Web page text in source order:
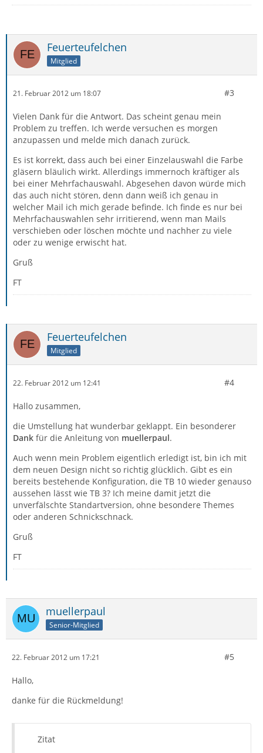
Feuerteufelchen
Mitglied
21. Februar 2012 um 18:07 #3
Vielen Dank für die Antwort. Das scheint genau mein
Problem zu treffen. Ich werde versuchen es morgen
anzupassen und melde mich danach zurück.
Es ist korrekt, dass auch bei einer Einzelauswahl die Farbe
gläsern bläulich wirkt. Allerdings immernoch kräftiger als
bei einer Mehrfachauswahl. Abgesehen davon würde mich
das auch nicht stören, denn dann weiß ich genau in
welcher Mail ich mich gerade befinde. Ich finde es nur bei
Mehrfachauswahlen sehr irritierend, wenn man Mails
verschieben oder löschen möchte und nachher zu viele
oder zu wenige erwischt hat.
Gruß
FT
Feuerteufelchen
Mitglied
22. Februar 2012 um 12:41 #4
Hallo zusammen,
die Umstellung hat wunderbar geklappt. Ein besonderer
Dank für die Anleitung von muellerpaul.
Auch wenn mein Problem eigentlich erledigt ist, bin ich mit
dem neuen Design nicht so richtig glücklich. Gibt es ein
bereits bestehende Konfiguration, die TB 10 wieder genauso
aussehen lässt wie TB 3? Ich meine damit jetzt die
unverfälschte Standartversion, ohne besondere Themes
oder anderen Schnickschnack.
Gruß
FT
muellerpaul
Senior-Mitglied
22. Februar 2012 um 17:21 #5
Hallo,
danke für die Rückmeldung!
Zitat